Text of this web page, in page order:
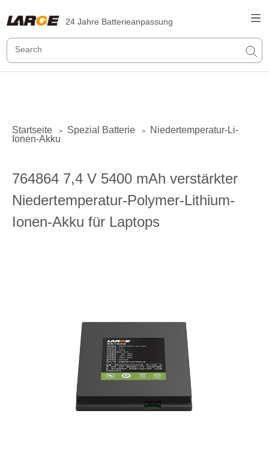
24 Jahre Batterieanpassung
Startseite > Spezial Batterie >
Niedertemperatur-Li-
Ionen-Akku
764864 7,4 V 5400 mAh verstärkter
Niedertemperatur-Polymer-Lithium-
Ionen-Akku für Laptops